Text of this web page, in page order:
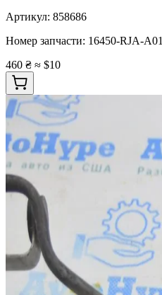
Артикул: 858686
Номер запчасти: 16450-RJA-A01
460 ₴ ≈ $10